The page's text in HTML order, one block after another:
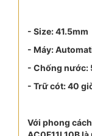
- Size: 41.5mm
- Máy:
- Chống nước:
- Trữ cót: 40
Với phong